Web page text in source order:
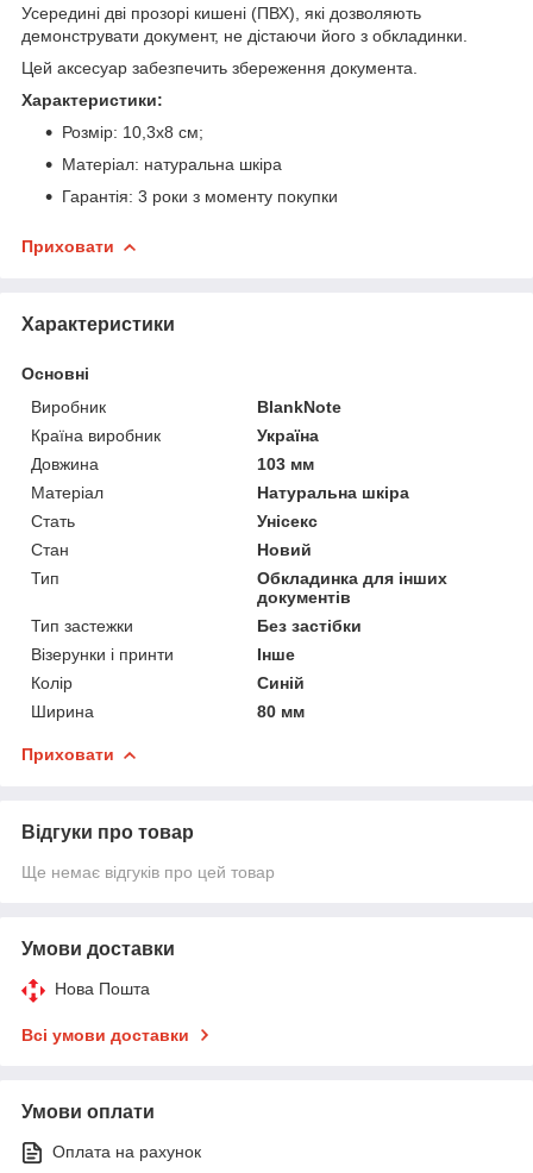
Усередині дві прозорі кишені (ПВХ), які дозволяють
демонструвати документ, не дістаючи його з обкладинки.
Цей аксесуар забезпечить збереження документа.
Характеристики:
Розмір: 10,3х8 см;
Матеріал: натуральна шкіра
Гарантія: 3 роки з моменту покупки
Приховати
Характеристики
Основні
Виробник
BlankNote
Країна виробник
Україна
Довжина
103 мм
Матеріал
Натуральна шкіра
Стать
Унісекс
Стан
Новий
Тип
Обкладинка для інших
документів
Тип застежки
Без застібки
Візерунки і принти
Інше
Колір
Синій
Ширина
80 мм
Приховати
Відгуки про товар
Ще немає відгуків про цей товар
Умови доставки
Нова Пошта
Всі умови доставки
Умови оплати
Оплата на рахунок